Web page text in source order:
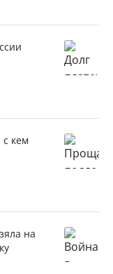
с кем
на